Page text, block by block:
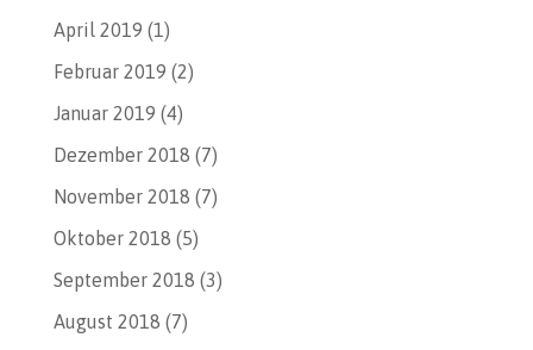
April 2019 (1)
Februar 2019 (2)
Januar 2019 (4)
Dezember 2018 (7)
November 2018 (7)
Oktober 2018 (5)
September 2018 (3)
August 2018 (7)